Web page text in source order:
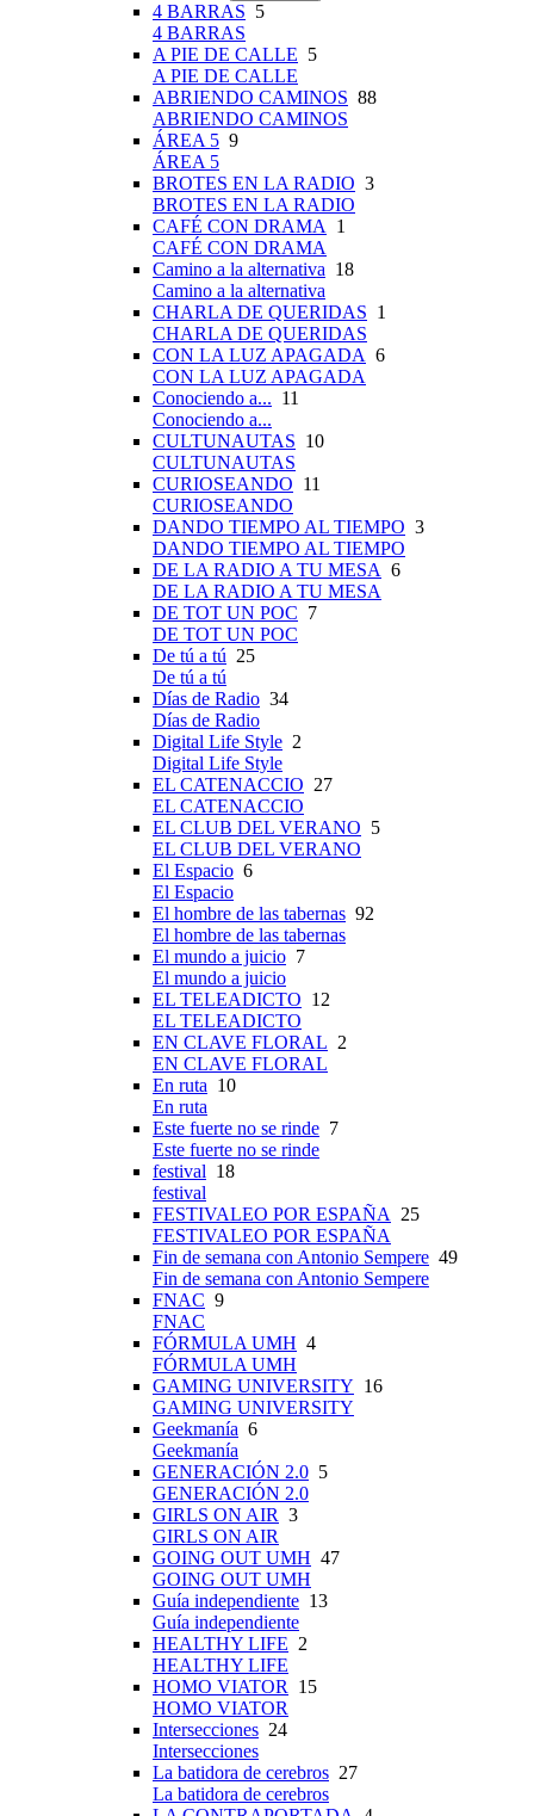
4 BARRAS 5
4 BARRAS
A PIE DE CALLE 5
A PIE DE CALLE
ABRIENDO CAMINOS 88
ABRIENDO CAMINOS
ÁREA 5 9
ÁREA 5
BROTES EN LA RADIO 3
BROTES EN LA RADIO
CAFÉ CON DRAMA
1
CAFÉ CON DRAMA
Camino a la alternativa 18
Camino a la alternativa
CHARLA DE QUERIDAS 1
CHARLA DE QUERIDAS
CON LA LUZ APAGADA 6
CON LA LUZ APAGADA
Conociendo a... 11
Conociendo a...
CULTUNAUTAS 10
CULTUNAUTAS
CURIOSEANDO 11
CURIOSEANDO
DANDO TIEMPO AL TIEMPO 3
DANDO TIEMPO AL TIEMPO
DE LA RADIO A TU MESA 6
DE LA RADIO A TU MESA
DE TOT UN POC 7
DE TOT UN POC
De tú a tú 25
De tú a tú
Días de Radio 34
Días de Radio
Digital Life Style 2
Digital Life Style
EL CATENACCIO 27
EL CATENACCIO
EL CLUB DEL VERANO 5
EL CLUB DEL VERANO
El Espacio 6
El Espacio
El hombre de las tabernas 92
El hombre de las tabernas
El mundo a juicio 7
El mundo a juicio
EL TELEADICTO 12
EL TELEADICTO
EN CLAVE FLORAL 2
EN CLAVE FLORAL
En ruta 10
En ruta
Este fuerte no se rinde 7
Este fuerte no se rinde
festival 18
festival
FESTIVALEO POR ESPAÑA
25
FESTIVALEO POR ESPAÑA
Fin de semana con Antonio Sempere 49
Fin de semana con Antonio Sempere
FNAC 9
FNAC
FÓRMULA UMH 4
FÓRMULA UMH
GAMING UNIVERSITY 16
GAMING UNIVERSITY
Geekmanía 6
Geekmanía
GENERACIÓN 2.0 5
GENERACIÓN 2.0
GIRLS ON AIR 3
GIRLS ON AIR
GOING OUT UMH 47
GOING OUT UMH
Guía independiente 13
Guía independiente
HEALTHY LIFE 2
HEALTHY LIFE
HOMO VIATOR
15
HOMO VIATOR
Intersecciones 24
Intersecciones
La batidora de cerebros 27
La batidora de cerebros